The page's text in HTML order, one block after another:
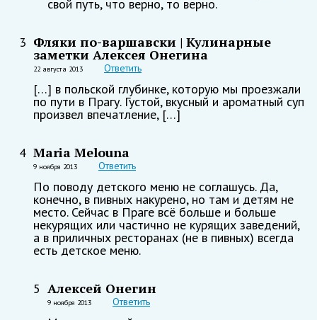
свой путь, что верно, то верно.
3 Фляки по-варшавски | Кулинарные
заметки Алексея Онегина
22 августа 2013 Ответить
[…] в польской глубинке, которую мы проезжали
по пути в Прагу. Густой, вкусный и ароматный суп
произвел впечатление, […]
4 Maria Melouna
9 ноября 2013 Ответить
По поводу детского меню не соглашусь. Да,
конечно, в пивных накурено, но там и детям не
место. Сейчас в Праге всё больше и больше
некурящих или частично не курящих заведений,
а в приличных ресторанах (не в пивных) всегда
есть детское меню.
5 Алексей Онегин
9 ноября 2013 Ответить